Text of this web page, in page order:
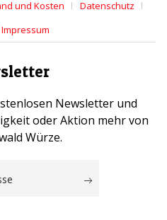
und Kosten
Datenschutz
Impressum
Newsletter und
oder Aktion mehr von
Würze.